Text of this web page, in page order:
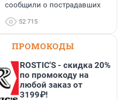
сообщили о пострадавших
52 715
ПРОМОКОДЫ
ROSTIC'S - скидка 20%
по промокоду на
любой заказ от
3199₽!